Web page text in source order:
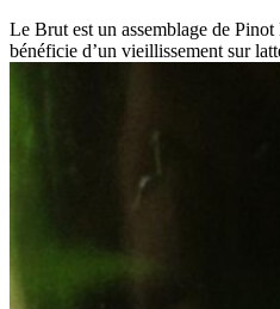
Le Brut est un assemblage de
bénéficie d’un vieillissement sur